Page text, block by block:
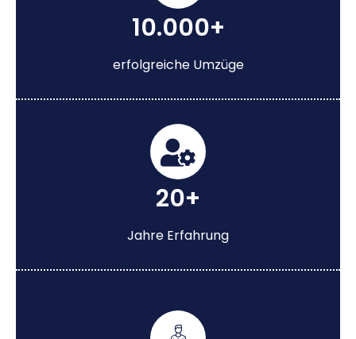
10.000+
erfolgreiche Umzüge
20+
Jahre Erfahrung